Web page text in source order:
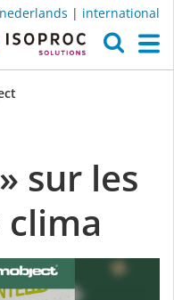
nederlands | international
sur les